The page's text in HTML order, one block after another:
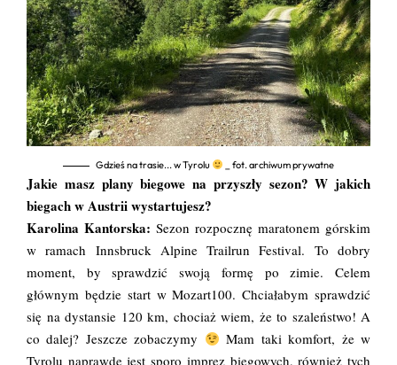
Gdzieś na trasie... w Tyrolu _ fot. archiwum prywatne
Jakie masz plany biegowe na przyszły sezon? W jakich
biegach w Austrii wystartujesz?
Karolina Kantorska: Sezon rozpocznę maratonem górskim
w ramach Innsbruck Alpine Trailrun Festival. To dobry
moment, by sprawdzić swoją formę po zimie. Celem
głównym będzie start w Mozart100. Chciałabym sprawdzić
się na dystansie 120 km, chociaż wiem, że to szaleństwo! A
co dalej? Jeszcze zobaczymy
Mam taki komfort, że w
Tyrolu naprawdę jest sporo imprez biegowych, również tych